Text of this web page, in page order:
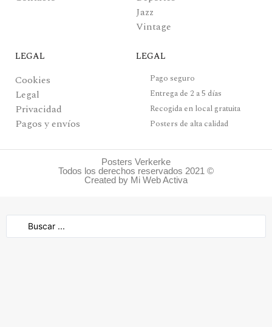
Jazz
Vintage
LEGAL
Cookies
Legal
Privacidad
Pagos y envíos
LEGAL
Pago seguro
Entrega de 2 a 5 días
Recogida en local gratuita
Posters de alta calidad
Posters Verkerke
Todos los derechos reservados 2021 ©
Created by Mi Web Activa